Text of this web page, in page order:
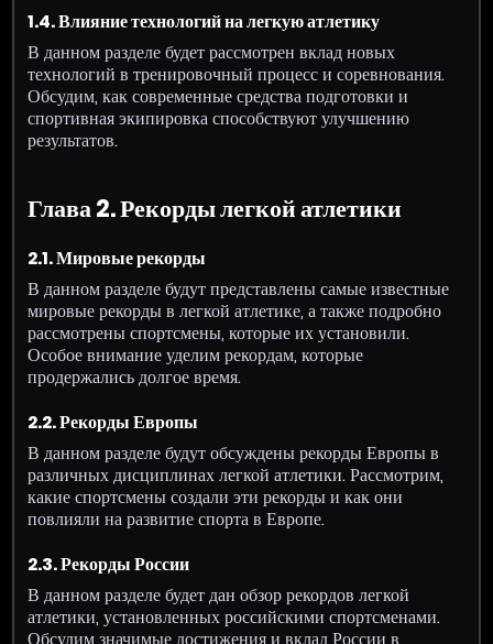
1.4. Влияние технологий на легкую атлетику
В данном разделе будет рассмотрен вклад новых
технологий в тренировочный процесс и соревнования.
Обсудим, как современные средства подготовки и
спортивная экипировка способствуют улучшению
результатов.
Глава 2. Рекорды легкой атлетики
2.1. Мировые рекорды
В данном разделе будут представлены самые известные
мировые рекорды в легкой атлетике, а также подробно
рассмотрены спортсмены, которые их установили.
Особое внимание уделим рекордам, которые
продержались долгое время.
2.2. Рекорды Европы
В данном разделе будут обсуждены рекорды Европы в
различных дисциплинах легкой атлетики. Рассмотрим,
какие спортсмены создали эти рекорды и как они
повлияли на развитие спорта в Европе.
2.3. Рекорды России
В данном разделе будет дан обзор рекордов легкой
атлетики, установленных российскими спортсменами.